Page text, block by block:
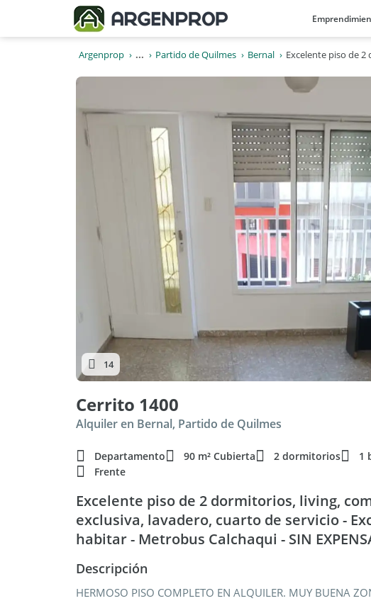
Argenprop ... Partido de Quilmes Bernal
14
Cerrito 1400
Alquiler en Bernal, Partido de Quilmes
Departamento 90 m² Cubierta 2 dormitorios 1
Frente
Excelente piso de 2 dormitorios, living,
exclusiva, lavadero, cuarto de servicio -
habitar - Metrobus Calchaqui - SIN
Descripción
HERMOSO PISO COMPLETO EN ALQUILER. MUY BUENA